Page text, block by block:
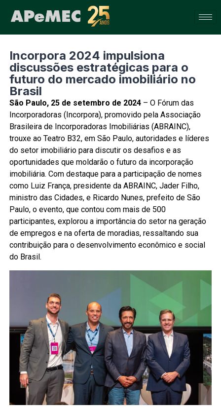
Incorpora 2024 impulsiona
discussões estratégicas para o
futuro do mercado imobiliário no
Brasil
São Paulo, 25 de setembro de 2024– O Fórum das
Incorporadoras (Incorpora), promovido pela Associação
Brasileira de Incorporadoras Imobiliárias (ABRAINC),
trouxe ao Teatro B32, em São Paulo, autoridades e líderes
do setor imobiliário para discutir os desafios e as
oportunidades que moldarão o futuro da incorporação
imobiliária. Com destaque para a participação de nomes
como Luiz França, presidente da ABRAINC, Jader Filho,
ministro das Cidades, e Ricardo Nunes, prefeito de São
Paulo, o evento, que contou com mais de 500
participantes, explorou a importância do setor na geração
de empregos e na oferta de moradias, ressaltando sua
contribuição para o desenvolvimento econômico e social
do Brasil.